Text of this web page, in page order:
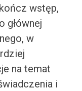
wstęp,
głównej
w
na temat
i